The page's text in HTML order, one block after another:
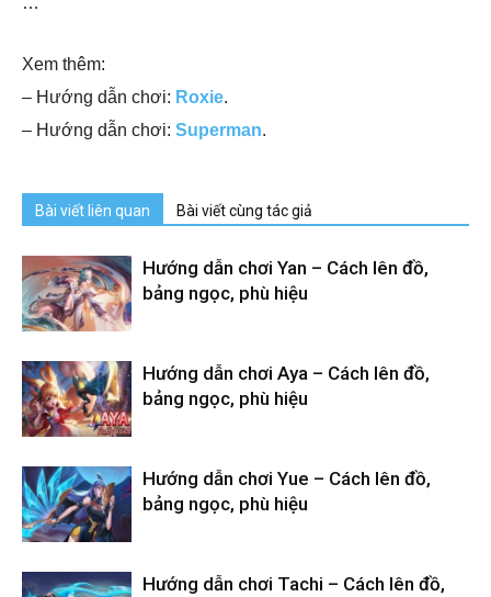
Xem thêm:
– Hướng dẫn chơi: Roxie.
– Hướng dẫn chơi: Superman.
Bài viết liên quan Bài viết cùng tác giả
Hướng dẫn chơi Yan – Cách lên đồ,
bảng ngọc, phù hiệu
Hướng dẫn chơi Aya – Cách lên đồ,
bảng ngọc, phù hiệu
Hướng dẫn chơi Yue – Cách lên đồ,
bảng ngọc, phù hiệu
Hướng dẫn chơi Tachi – Cách lên đồ,